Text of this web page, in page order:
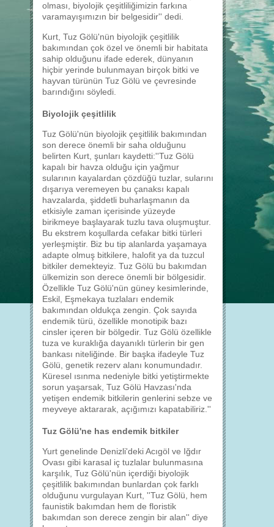
olması, biyolojik çeşitliliğimizin farkına
varamayışımızın bir belgesidir'' dedi.
Kurt, Tuz Gölü'nün biyolojik çeşitlilik
bakımından çok özel ve önemli bir habitata
sahip olduğunu ifade ederek, dünyanın
hiçbir yerinde bulunmayan birçok bitki ve
hayvan türünün Tuz Gölü ve çevresinde
barındığını söyledi.
Biyolojik çeşitlilik
Tuz Gölü'nün biyolojik çeşitlilik bakımından
son derece önemli bir saha olduğunu
belirten Kurt, şunları kaydetti:''Tuz Gölü
kapalı bir havza olduğu için yağmur
sularının kayalardan çözdüğü tuzlar, sularını
dışarıya veremeyen bu çanaksı kapalı
havzalarda, şiddetli buharlaşmanın da
etkisiyle zaman içerisinde yüzeyde
birikmeye başlayarak tuzlu tava oluşmuştur.
Bu ekstrem koşullarda cefakar bitki türleri
yerleşmiştir. Biz bu tip alanlarda yaşamaya
adapte olmuş bitkilere, halofit ya da tuzcul
bitkiler demekteyiz. Tuz Gölü bu bakımdan
ülkemizin son derece önemli bir bölgesidir.
Özellikle Tuz Gölü'nün güney kesimlerinde,
Eskil, Eşmekaya tuzlaları endemik
bakımından oldukça zengin. Çok sayıda
endemik türü, özellikle monotipik bazı
cinsler içeren bir bölgedir. Tuz Gölü özellikle
tuza ve kuraklığa dayanıklı türlerin bir gen
bankası niteliğinde. Bir başka ifadeyle Tuz
Gölü, genetik rezerv alanı konumundadır.
Küresel ısınma nedeniyle bitki yetiştirmekte
sorun yaşarsak, Tuz Gölü Havzası'nda
yetişen endemik bitkilerin genlerini sebze ve
meyveye aktararak, açığımızı kapatabiliriz.''
Tuz Gölü'ne has endemik bitkiler
Yurt genelinde Denizli'deki Acıgöl ve Iğdır
Ovası gibi karasal iç tuzlalar bulunmasına
karşılık, Tuz Gölü'nün içerdiği biyolojik
çeşitlilik bakımından bunlardan çok farklı
olduğunu vurgulayan Kurt, ''Tuz Gölü, hem
faunistik bakımdan hem de floristik
bakımdan son derece zengin bir alan'' diye